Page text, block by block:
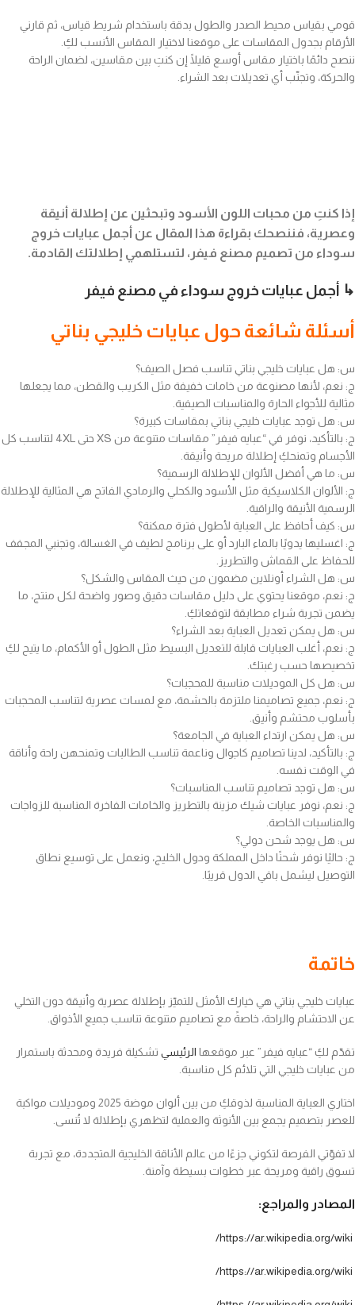
قومي بقياس محيط الصدر والطول بدقة باستخدام شريط قياس، ثم قارني
الأرقام بجدول المقاسات على موقعنا لاختيار المقاس الأنسب لكِ.
ننصح دائمًا باختيار مقاس أوسع قليلًا إن كنتِ بين مقاسين، لضمان الراحة
والحركة، وتجنّب أي تعديلات بعد الشراء.
إذا كنتِ من محبات اللون الأسود وتبحثين عن إطلالة أنيقة
وعصرية، فننصحك بقراءة هذا المقال عن أجمل عبايات خروج
سوداء من تصميم مصنع فيفر، لتستلهمي إطلالتك القادمة.
↳ أجمل عبايات خروج سوداء في مصنع فيفر
أسئلة شائعة حول عبايات خليجي بناتي
س: هل عبايات خليجي بناتي تناسب فصل الصيف؟
ج: نعم، لأنها مصنوعة من خامات خفيفة مثل الكريب والقطن، مما يجعلها
مثالية للأجواء الحارة والمناسبات الصيفية.
س: هل توجد عبايات خليجي بناتي بمقاسات كبيرة؟
ج: بالتأكيد، نوفر في “عبايه فيفر” مقاسات متنوعة من XS حتى 4XL لتناسب كل
الأجسام وتمنحكِ إطلالة مريحة وأنيقة.
س: ما هي أفضل الألوان للإطلالة الرسمية؟
ج: الألوان الكلاسيكية مثل الأسود والكحلي والرمادي الفاتح هي المثالية للإطلالة
الرسمية الأنيقة والراقية.
س: كيف أحافظ على العباية لأطول فترة ممكنة؟
ج: اغسليها يدويًا بالماء البارد أو على برنامج لطيف في الغسالة، وتجنبي المجفف
للحفاظ على القماش والتطريز.
س: هل الشراء أونلاين مضمون من حيث المقاس والشكل؟
ج: نعم، موقعنا يحتوي على دليل مقاسات دقيق وصور واضحة لكل منتج، ما
يضمن تجربة شراء مطابقة لتوقعاتكِ.
س: هل يمكن تعديل العباية بعد الشراء؟
ج: نعم، أغلب العبايات قابلة للتعديل البسيط مثل الطول أو الأكمام، ما يتيح لكِ
تخصيصها حسب رغبتك.
س: هل كل الموديلات مناسبة للمحجبات؟
ج: نعم، جميع تصاميمنا ملتزمة بالحشمة، مع لمسات عصرية لتناسب المحجبات
بأسلوب محتشم وأنيق.
س: هل يمكن ارتداء العباية في الجامعة؟
ج: بالتأكيد، لدينا تصاميم كاجوال وناعمة تناسب الطالبات وتمنحهن راحة وأناقة
في الوقت نفسه.
س: هل توجد تصاميم تناسب المناسبات؟
ج: نعم، نوفر عبايات شيك مزينة بالتطريز والخامات الفاخرة المناسبة للزواجات
والمناسبات الخاصة.
س: هل يوجد شحن دولي؟
ج: حاليًا نوفر شحنًا داخل المملكة ودول الخليج، ونعمل على توسيع نطاق
التوصيل ليشمل باقي الدول قريبًا.
خاتمة
عبايات خليجي بناتي هي خيارك الأمثل للتميّز بإطلالة عصرية وأنيقة دون التخلي
عن الاحتشام والراحة، خاصةً مع تصاميم متنوعة تناسب جميع الأذواق.
تقدّم لكِ “عبايه فيفر” عبر موقعها الرئيسي تشكيلة فريدة ومحدثة باستمرار
من عبايات خليجي التي تلائم كل مناسبة.
اختاري العباية المناسبة لذوقكِ من بين ألوان موضة 2025 وموديلات مواكبة
للعصر بتصميم يجمع بين الأنوثة والعملية لتظهري بإطلالة لا تُنسى.
لا تفوّتي الفرصة لتكوني جزءًا من عالم الأناقة الخليجية المتجددة، مع تجربة
تسوق راقية ومريحة عبر خطوات بسيطة وآمنة.
المصادر والمراجع:
https://ar.wikipedia.org/wiki/
https://ar.wikipedia.org/wiki/